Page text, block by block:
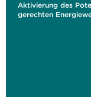
Aktivierung des
gerechten